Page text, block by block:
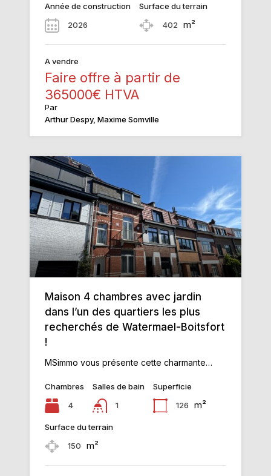
Année de construction
2026
Surface du terrain
402
m²
A vendre
Faire offre à partir de
365000€ HTVA
Par
Arthur Despy, Maxime Somville
Maison 4 chambres avec jardin
dans l’un des quartiers les plus
recherchés de Watermael-Boitsfort
!
MSimmo vous présente cette charmante…
Chambres
4
Salles de bain
1
Superficie
126
m²
Surface du terrain
150
m²